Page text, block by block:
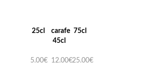
25cl
carafe
45cl
75cl
5.00€ 12.00€25.00€